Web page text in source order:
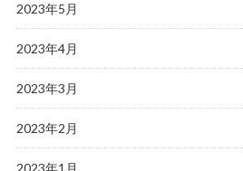
2023年5月
2023年4月
2023年3月
2023年2月